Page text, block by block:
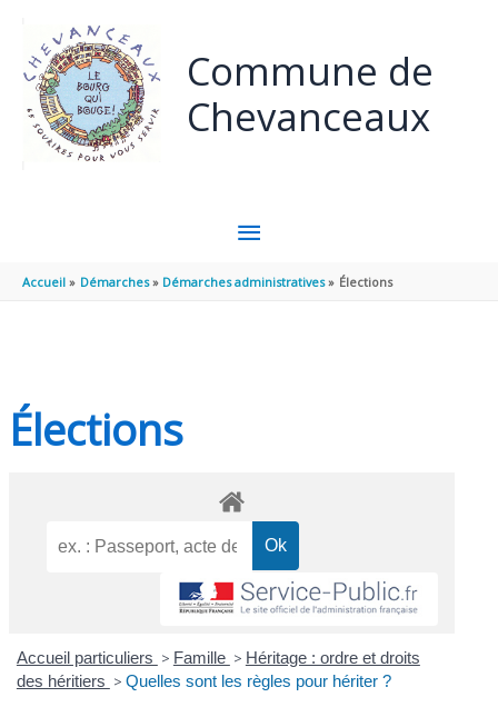
Commune de
Chevanceaux
MENU
PRINCIPAL
Accueil Démarches Démarches administratives Élections
Élections
Accueil particuliers > Famille > Héritage : ordre et droits
des héritiers > Quelles sont les règles pour hériter ?